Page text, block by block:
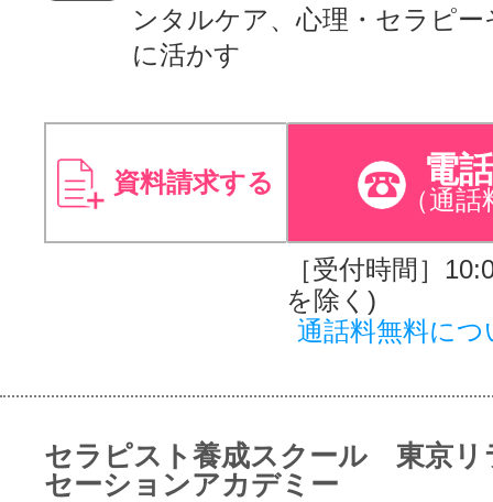
ンタルケア、心理・セラピー
に活かす
資料請求する 電
（通話
［受付時間］
を除く)
通話料無料につ
セラピスト養成スクール 東京リ
セーションアカデミー